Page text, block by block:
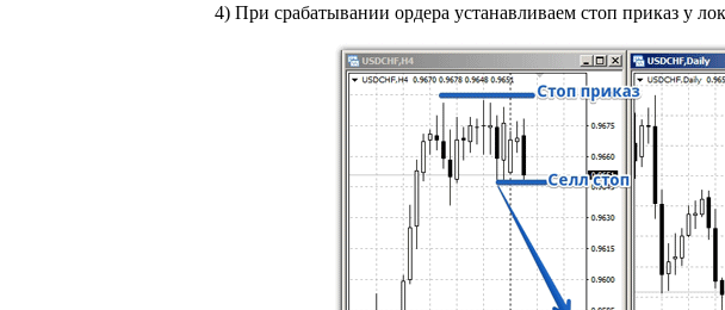
4) При срабатывании ордера устанавливаем стоп приказ у